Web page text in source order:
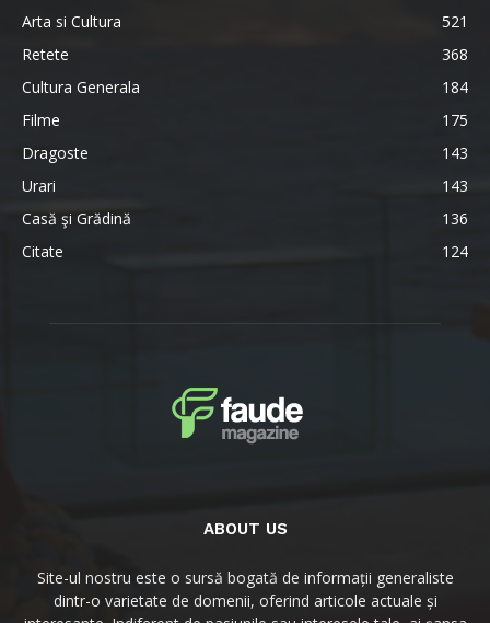
Arta si Cultura
521
Retete
368
Cultura Generala
184
Filme
175
Dragoste
143
Urari
143
Casă şi Grădină
136
Citate
124
ABOUT US
Site-ul nostru este o sursă bogată de informații generaliste
dintr-o varietate de domenii, oferind articole actuale și